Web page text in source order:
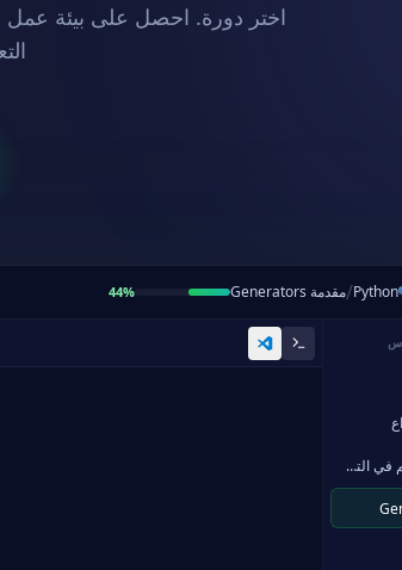
اختر دورة. احصل على بيئة عمل
Python
/مقدمة Generators 44%
الحلقات والتحكم في التدفق